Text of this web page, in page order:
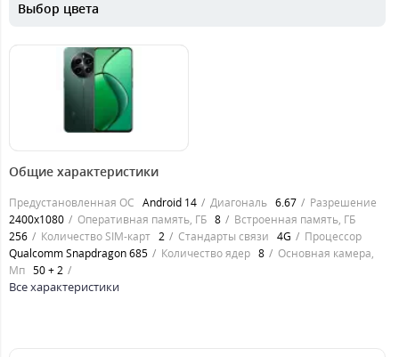
Выбор цвета
8649 грн.
Общие характеристики
Предустановленная ОС Android 14 Диагональ 6.67
Разрешение
2400х1080
Оперативная память, ГБ 8
Встроенная память, ГБ
256
Количество SIM-карт 2 Стандарты связи 4G
Процессор
Qualcomm Snapdragon 685
Количество ядер 8
Основная камера,
Мп 50 + 2
Все характеристики